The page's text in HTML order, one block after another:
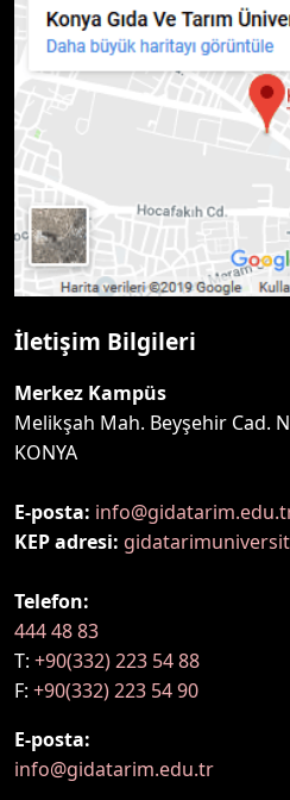
İletişim Bilgileri
Merkez Kampüs
Melikşah Mah. Beyşehir Cad.
KONYA
E-posta:
KEP adresi:
Telefon:
444 48 83
T: +90(332) 223 54 88
F: +90(332) 223 54 90
E-posta:
info@gidatarim.edu.tr